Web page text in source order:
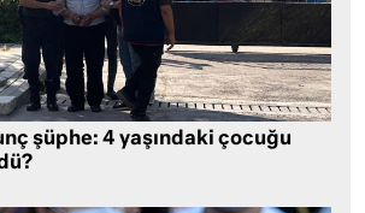
şüphe: 4 yaşındaki çocuğu